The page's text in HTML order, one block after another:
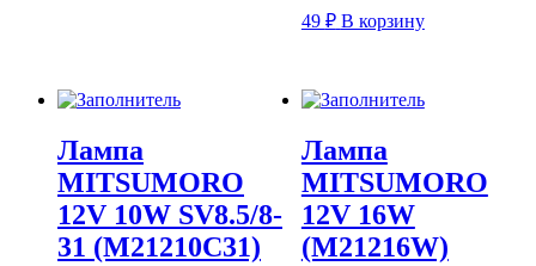
49 ₽ В корзину
Лампа
MITSUMORO
12V 10W SV8.5/8-
31 (M21210C31)
Лампа
MITSUMORO
12V 16W
(M21216W)